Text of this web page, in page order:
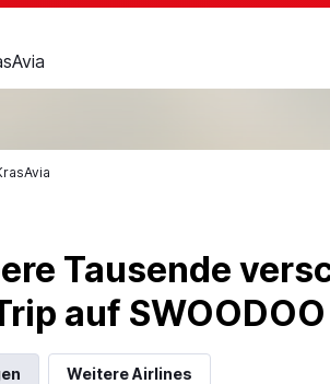
Tausende
auf SWOODOO
Weitere Airlines